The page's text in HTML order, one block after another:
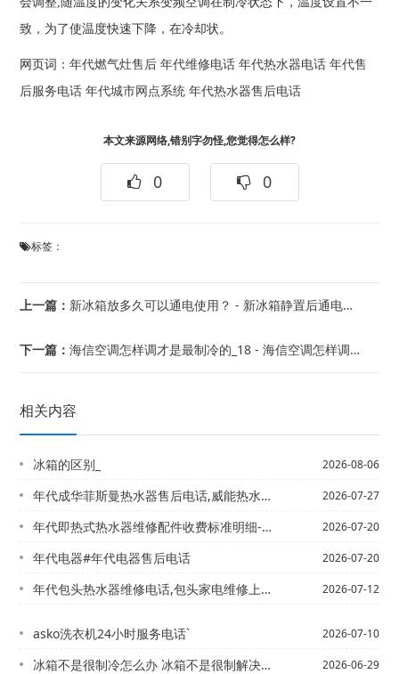
致，为了使温度快速下降，在冷却状。
网页词：年代燃气灶售后 年代维修电话 年代热水器电话 年代售
后服务电话 年代城市网点系统 年代热水器售后电话
本文来源网络,错别字勿怪,您觉得怎么样?
0 0
标签：
上一篇： 新冰箱放多久可以通电使用？ - 新冰箱静置后通电多久可以放食物
下一篇：海信空调怎样调才是最制冷的_18 - 海信空调怎样调才是最制冷的_19
相关内容
冰箱的区别_ 2026-08-06
年代成华菲斯曼热水器售后电话,威能热水器【成皇热水器客服电话,诚帝热水器售后服务... 2026-07-27
年代即热式热水器维修配件收费标准明细-年代即热式热水器维修配件收费标准明细最新报... 2026-07-20
年代电器#年代电器售后电话 2026-07-20
年代包头热水器维修电话,包头家电维修上门维修，年代包头智能热水器代理电话,包头直... 2026-07-12
asko洗衣机24小时服务电话` 2026-07-10
冰箱不是很制冷怎么办 冰箱不是很制解决方法`冰箱不停的制冷怎么办 冰箱不停的制冷... 2026-06-29